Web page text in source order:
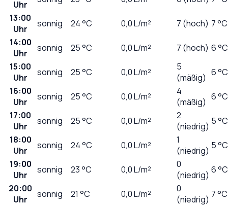
Uhr
13:00
Uhr
sonnig 24°C 0,0L/m² 7 (hoch) 7 °C
14:00
Uhr
sonnig 25°C 0,0L/m² 7 (hoch) 6 °C
15:00
Uhr
sonnig 25°C 0,0L/m²
5
(mäßig) 6 °C
16:00
Uhr
sonnig 25°C 0,0L/m²
4
(mäßig) 6 °C
17:00
Uhr
sonnig 25°C 0,0L/m²
2
(niedrig) 5 °C
18:00
Uhr
sonnig 24°C 0,0L/m²
1
(niedrig) 5 °C
19:00
Uhr
sonnig 23°C 0,0L/m²
0
(niedrig) 6 °C
20:00
Uhr
sonnig 21 °C 0,0L/m²
0
(niedrig) 7 °C